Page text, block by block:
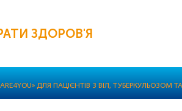
ЗДОРОВ'Я
ДЛЯ ПАЦІЄНТІВ З ВІЛ, ТУБЕРКУЛЬОЗОМ